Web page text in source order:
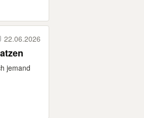
22.06.2026
jemand